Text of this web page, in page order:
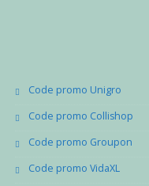
Code promo Unigro
Code promo Collishop
Code promo Groupon
Code promo VidaXL